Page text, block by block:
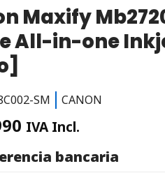
Maxify
All-in-one
SM CANON
IVA Incl.
bancaria